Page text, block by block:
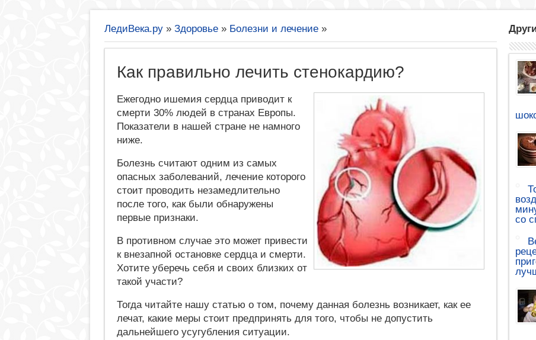
ЛедиВека.ру » Здоровье » Болезни и лечение »
Как правильно лечить стенокардию?
Ежегодно ишемия сердца приводит к
смерти 30% людей в странах Европы.
Показатели в нашей стране не намного
ниже.
Болезнь считают одним из самых
опасных заболеваний, лечение которого
стоит проводить незамедлительно
после того, как были обнаружены
первые признаки.
В противном случае это может привести
к внезапной остановке сердца и смерти.
Хотите уберечь себя и своих близких от
такой участи?
Тогда читайте нашу статью о том, почему данная болезнь возникает, как ее
лечат, какие меры стоит предпринять для того, чтобы не допустить
дальнейшего усугубления ситуации.
со